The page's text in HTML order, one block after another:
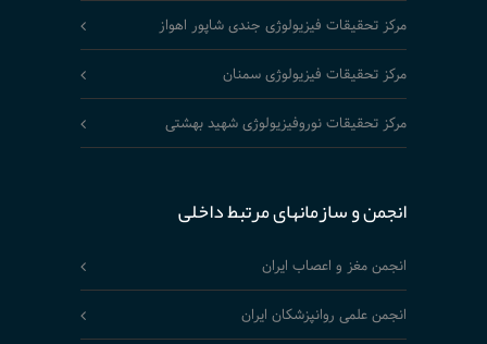
مرکز تحقیقات فیزیولوژی جندی شاپور اهواز
مرکز تحقیقات فیزیولوژی سمنان
مرکز تحقیقات نوروفیزیولوژی شهید بهشتی
انجمن و سازمانهای مرتبط داخلی
انجمن مغز و اعصاب ایران
انجمن علمی روانپزشکان ایران